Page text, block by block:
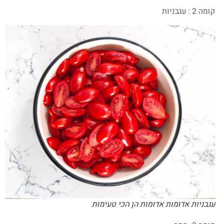
קומה 2 : עגבניות
עגבניות אדומות אדומות הן הכי טעימות